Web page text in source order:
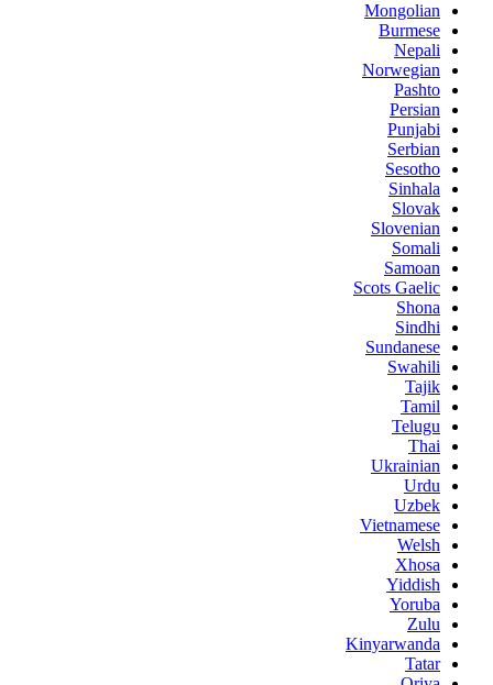
Mongolian
Burmese
Nepali
Norwegian
Pashto
Persian
Punjabi
Serbian
Sesotho
Sinhala
Slovak
Slovenian
Somali
Samoan
Scots Gaelic
Shona
Sindhi
Sundanese
Swahili
Tajik
Tamil
Telugu
Thai
Ukrainian
Urdu
Uzbek
Vietnamese
Welsh
Xhosa
Yiddish
Yoruba
Zulu
Kinyarwanda
Tatar